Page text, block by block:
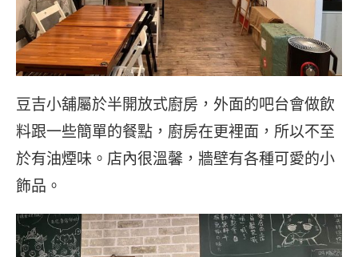
豆吉小舖屬於半開放式廚房，外面的吧台會做飲
料跟一些簡單的餐點，廚房在更裡面，所以不至
於有油煙味。店內很溫馨，牆壁有各種可愛的小
飾品。